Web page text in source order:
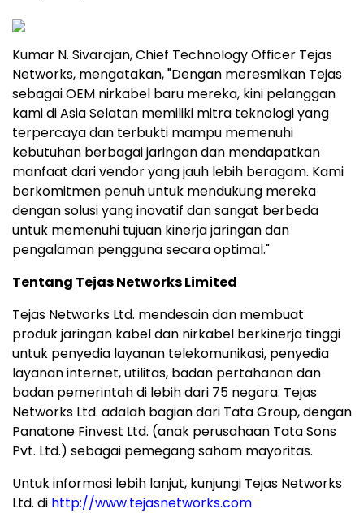
Kumar N. Sivarajan, Chief Technology Officer Tejas
Networks, mengatakan, "Dengan meresmikan Tejas
sebagai OEM nirkabel baru mereka, kini pelanggan
kami di Asia Selatan memiliki mitra teknologi yang
terpercaya dan terbukti mampu memenuhi
kebutuhan berbagai jaringan dan mendapatkan
manfaat dari vendor yang jauh lebih beragam. Kami
berkomitmen penuh untuk mendukung mereka
dengan solusi yang inovatif dan sangat berbeda
untuk memenuhi tujuan kinerja jaringan dan
pengalaman pengguna secara optimal."
Tentang Tejas Networks Limited
Tejas Networks Ltd. mendesain dan membuat
produk jaringan kabel dan nirkabel berkinerja tinggi
untuk penyedia layanan telekomunikasi, penyedia
layanan internet, utilitas, badan pertahanan dan
badan pemerintah di lebih dari 75 negara. Tejas
Networks Ltd. adalah bagian dari Tata Group, dengan
Panatone Finvest Ltd. (anak perusahaan Tata Sons
Pvt. Ltd.) sebagai pemegang saham mayoritas.
Untuk informasi lebih lanjut, kunjungi Tejas Networks
Ltd. di http://www.tejasnetworks.com